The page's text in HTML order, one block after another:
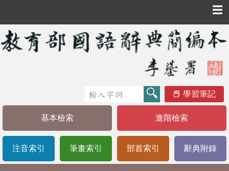
☰
學習筆記
基本檢索 進階檢索
注音索引 筆畫索引 部首索引 辭典附錄